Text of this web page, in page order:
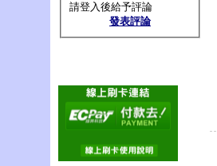
請登入後給予評論
發表評論